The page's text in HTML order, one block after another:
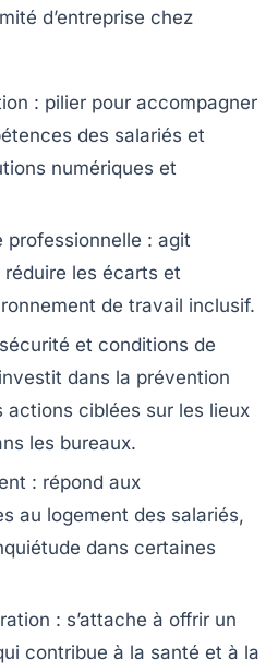
d’entreprise chez
: pilier pour accompagner
des salariés et
numériques et
professionnelle : agit
les écarts et
de travail inclusif.
et conditions de
dans la prévention
actions ciblées sur les lieux
les bureaux.
: répond aux
au logement des salariés,
dans certaines
: s’attache à offrir un
contribue à la santé et à la